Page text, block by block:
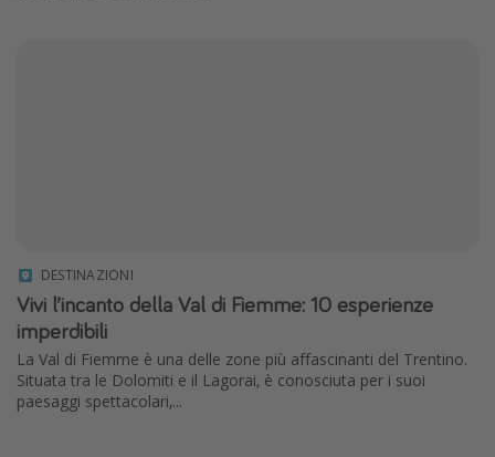
DESTINAZIONI
Vivi l’incanto della Val di Fiemme: 10 esperienze
imperdibili
La Val di Fiemme è una delle zone più affascinanti del Trentino.
Situata tra le Dolomiti e il Lagorai, è conosciuta per i suoi
paesaggi spettacolari,...